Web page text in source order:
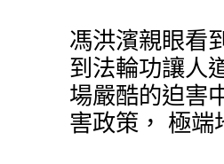
馮洪濱親眼看
到法輪功讓人
場嚴酷的迫害
害政策， 極端